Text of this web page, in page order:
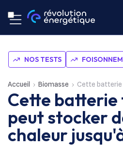
NOS TESTS
Accueil Biomasse Cette batterie
Cette
peut stocker
chaleur